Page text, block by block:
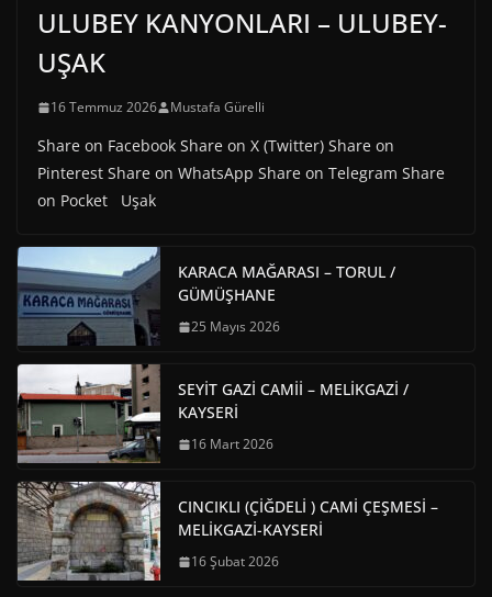
ULUBEY KANYONLARI – ULUBEY-
UŞAK
16 Temmuz 2026 Mustafa Gürelli
Share on Facebook Share on X (Twitter) Share on
Pinterest Share on WhatsApp Share on Telegram Share
on Pocket Uşak
KARACA MAĞARASI – TORUL /
GÜMÜŞHANE
25 Mayıs 2026
SEYİT GAZİ CAMİİ – MELİKGAZİ /
KAYSERİ
16 Mart 2026
CINCIKLI (ÇİĞDELİ ) CAMİ ÇEŞMESİ –
MELİKGAZİ-KAYSERİ
16 Şubat 2026